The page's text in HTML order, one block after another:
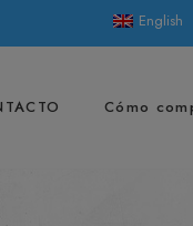
English
Cómo